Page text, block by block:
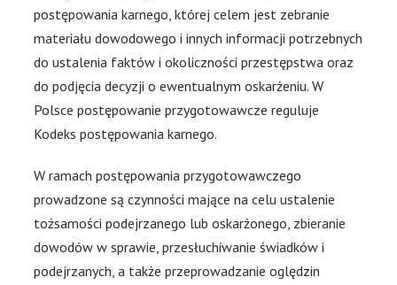
postępowania karnego, której celem jest zebranie
materiału dowodowego i innych informacji potrzebnych
do ustalenia faktów i okoliczności przestępstwa oraz
do podjęcia decyzji o ewentualnym oskarżeniu. W
Polsce postępowanie przygotowawcze reguluje
Kodeks postępowania karnego.
W ramach postępowania przygotowawczego
prowadzone są czynności mające na celu ustalenie
tożsamości podejrzanego lub oskarżonego, zbieranie
dowodów w sprawie, przesłuchiwanie świadków i
podejrzanych, a także przeprowadzanie oględzin